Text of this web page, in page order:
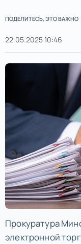
ПОДЕЛИТЕСЬ, ЭТО ВАЖНО
22.05.2025 10:46
Прокуратура
электронной